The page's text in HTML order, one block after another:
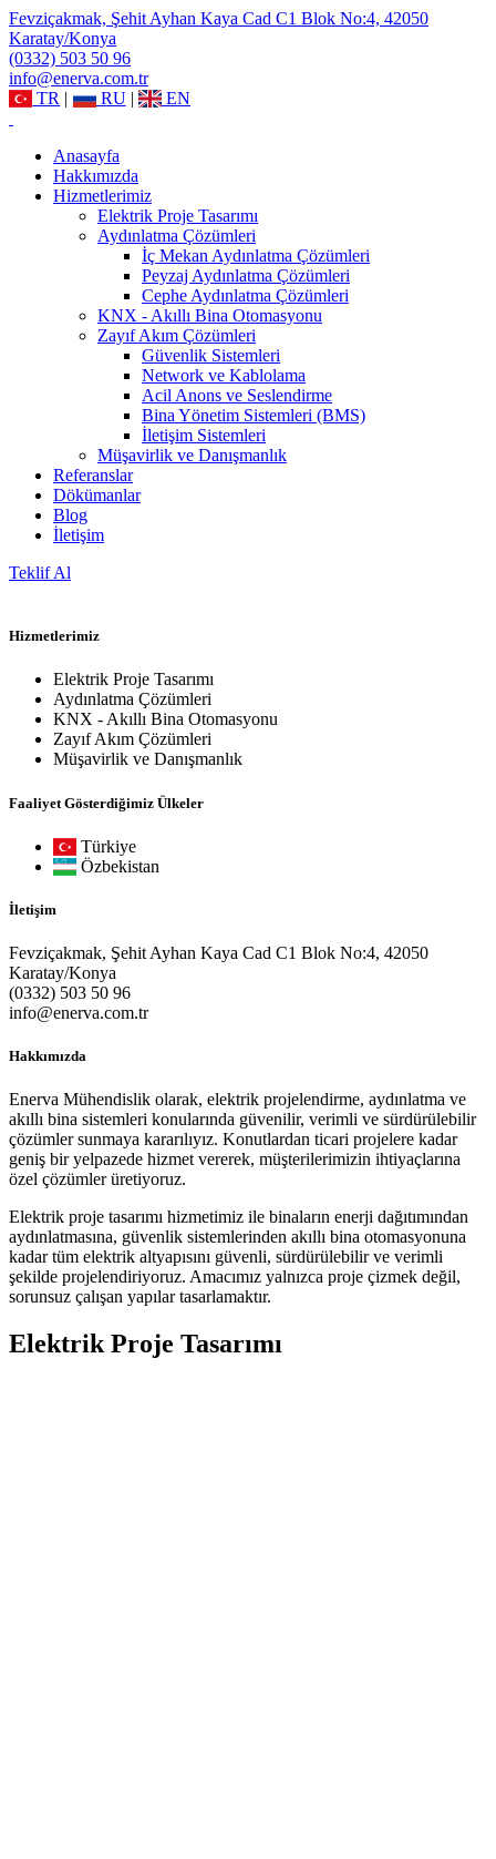
Fevziçakmak, Şehit Ayhan Kaya Cad C1 Blok No:4, 42050
Karatay/Konya
(0332) 503 50 96
info@enerva.com.tr
TR | RU | EN
Anasayfa
Hakkımızda
Hizmetlerimiz
Elektrik Proje Tasarımı
Aydınlatma Çözümleri
İç Mekan Aydınlatma Çözümleri
Peyzaj Aydınlatma Çözümleri
Cephe Aydınlatma Çözümleri
KNX - Akıllı Bina Otomasyonu
Zayıf Akım Çözümleri
Güvenlik Sistemleri
Network ve Kablolama
Acil Anons ve Seslendirme
Bina Yönetim Sistemleri (BMS)
İletişim Sistemleri
Müşavirlik ve Danışmanlık
Referanslar
Dökümanlar
Blog
İletişim
Teklif Al
Hizmetlerimiz
Elektrik Proje Tasarımı
Aydınlatma Çözümleri
KNX - Akıllı Bina Otomasyonu
Zayıf Akım Çözümleri
Müşavirlik ve Danışmanlık
Faaliyet Gösterdiğimiz Ülkeler
Türkiye
Özbekistan
İletişim
Fevziçakmak, Şehit Ayhan Kaya Cad C1 Blok No:4, 42050
Karatay/Konya
(0332) 503 50 96
info@enerva.com.tr
Hakkımızda
Enerva Mühendislik olarak, elektrik projelendirme, aydınlatma ve
akıllı bina sistemleri konularında güvenilir, verimli ve sürdürülebilir
çözümler sunmaya kararılıyız. Konutlardan ticari projelere kadar
geniş bir yelpazede hizmet vererek, müşterilerimizin ihtiyaçlarına
özel çözümler üretiyoruz.
Elektrik proje tasarımı hizmetimiz ile binaların enerji dağıtımından
aydınlatmasına, güvenlik sistemlerinden akıllı bina otomasyonuna
kadar tüm elektrik altyapısını güvenli, sürdürülebilir ve verimli
şekilde projelendiriyoruz. Amacımız yalnızca proje çizmek değil,
sorunsuz çalışan yapılar tasarlamaktır.
Elektrik Proje Tasarımı